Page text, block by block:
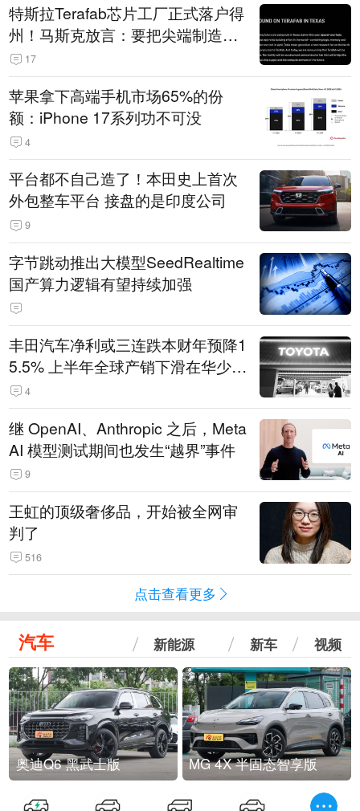
特斯拉Terafab芯片工厂正式落户得
州！马斯克放言：要把尖端制造带
回美国
17
苹果拿下高端手机市场65%的份
额：iPhone 17系列功不可没
4
平台都不自己造了！本田史上首次
外包整车平台 接盘的是印度公司
9
字节跳动推出大模型SeedRealtime
国产算力逻辑有望持续加强
丰田汽车净利或三连跌本财年预降1
5.5% 上半年全球产销下滑在华少卖
14.3万辆
4
继 OpenAI、Anthropic 之后，Meta
AI 模型测试期间也发生“越界”事件
9
王虹的顶级奢侈品，开始被全网审
判了
516
点击查看更多
汽车 新能源 新车 视频
奥迪Q6 黑武士版 MG 4X 半固态智享版